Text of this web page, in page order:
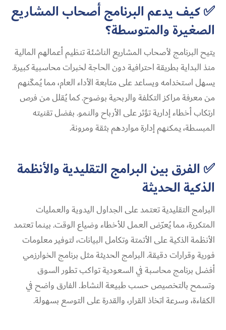
✅ كيف يدعم البرنامج أصحاب المشاريع
الصغيرة والمتوسطة؟
يتيح البرنامج لأصحاب المشاريع الناشئة تنظيم أعمالهم المالية
منذ البداية بطريقة احترافية دون الحاجة لخبرات محاسبية كبيرة.
يسهل استخدامه ويساعد على متابعة الأداء العام، مما يُمكّنهم
من معرفة مراكز التكلفة والربحية بوضوح. كما يُقلل من فرص
ارتكاب أخطاء إدارية تؤثر على الأرباح والنمو. بفضل تقنيته
المبسطة، يمكنهم إدارة مواردهم بثقة ومرونة.
✅ الفرق بين البرامج التقليدية والأنظمة
الذكية الحديثة
البرامج التقليدية تعتمد على الجداول اليدوية والعمليات
المتكررة، مما يُعرّض العمل للأخطاء وضياع الوقت. بينما تعتمد
الأنظمة الذكية على الأتمتة وتكامل البيانات، لتوفير معلومات
فورية وقرارات دقيقة. البرامج الحديثة مثل برنامج الخوارزمي
أفضل برنامج محاسبة في السعودية تواكب تطور السوق
وتسمح بالتخصيص حسب طبيعة النشاط. الفارق واضح في
الكفاءة، وسرعة اتخاذ القرار، والقدرة على التوسع بسهولة.